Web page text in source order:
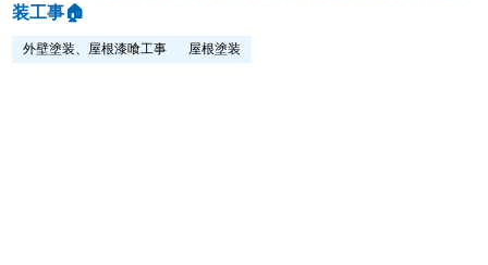
装工事🏠
外壁塗装、屋根漆喰工事 屋根塗装